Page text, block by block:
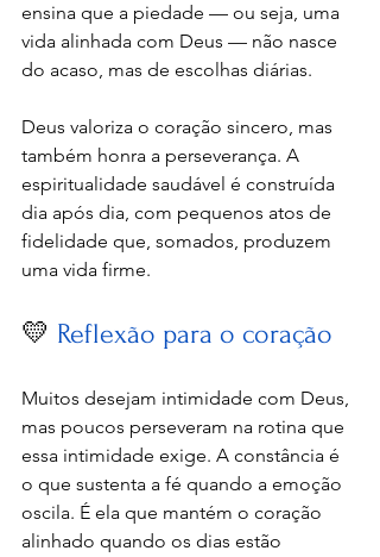
ensina que a piedade — ou seja, uma
vida alinhada com Deus — não nasce
do acaso, mas de escolhas diárias.
Deus valoriza o coração sincero, mas
também honra a perseverança. A
espiritualidade saudável é construída
dia após dia, com pequenos atos de
fidelidade que, somados, produzem
uma vida firme.
💛 Reflexão para o coração
Muitos desejam intimidade com Deus,
mas poucos perseveram na rotina que
essa intimidade exige. A constância é
o que sustenta a fé quando a emoção
oscila. É ela que mantém o coração
alinhado quando os dias estão